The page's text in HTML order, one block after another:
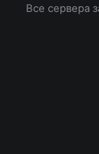
Все сервера